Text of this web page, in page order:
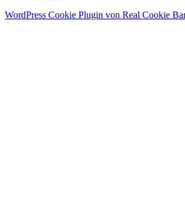
WordPress Cookie Plugin von Real Cookie